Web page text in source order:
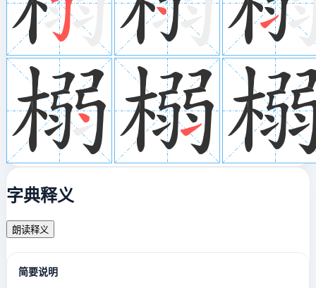
字典释义
朗读释义
简要说明